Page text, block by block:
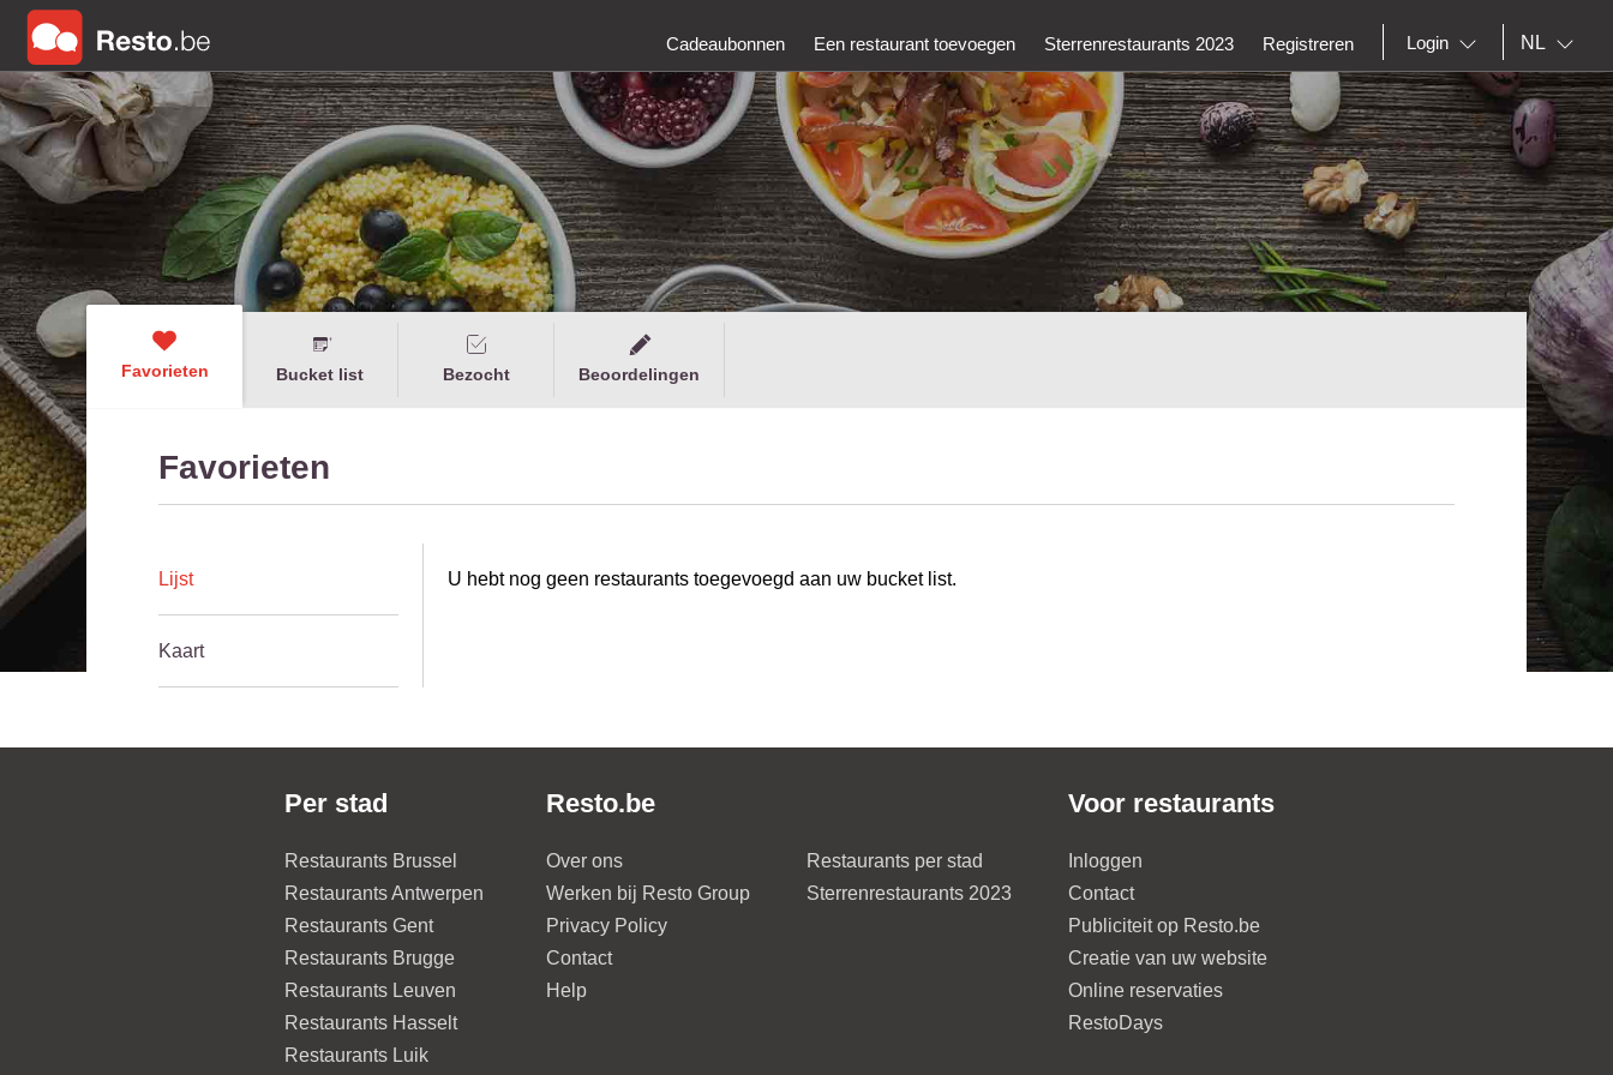
Cadeaubonnen Een restaurant toevoegen Sterrenrestaurants 2023 Registreren Login NL
Favorieten Bucket list Bezocht Beoordelingen
Favorieten
Lijst
Kaart
U hebt nog geen restaurants toegevoegd aan uw bucket list.
Per stad
Restaurants Brussel
Restaurants Antwerpen
Restaurants Gent
Restaurants Brugge
Restaurants Leuven
Restaurants Hasselt
Restaurants Luik
Resto.be
Over ons
Werken bij Resto Group
Privacy Policy
Contact
Help
Restaurants per stad
Sterrenrestaurants 2023
Voor restaurants
Inloggen
Contact
Publiciteit op Resto.be
Creatie van uw website
Online reservaties
RestoDays